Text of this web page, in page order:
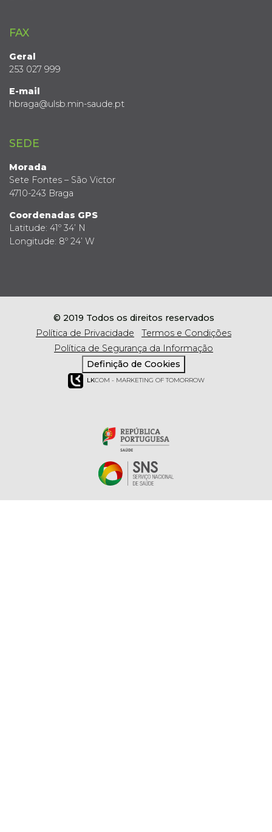
FAX
Geral
253 027 999
E-mail
hbraga@ulsb.min-saude.pt
SEDE
Morada
Sete Fontes – São Victor
4710-243 Braga
Coordenadas GPS
Latitude: 41º 34’ N
Longitude: 8º 24’ W
© 2019 Todos os direitos reservados
Política de Privacidade
Termos e Condições
Política de Segurança da Informação
Definição de Cookies
LKCOM - MARKETING OF TOMORROW